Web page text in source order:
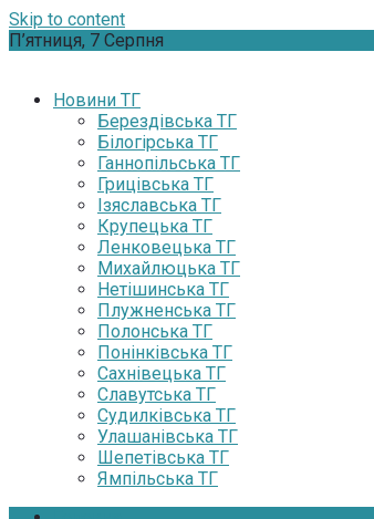
Skip to content
П’ятниця, 7 Серпня
Новини ТГ
Берездівська ТГ
Білогірська ТГ
Ганнопільська ТГ
Грицівська ТГ
Ізяславська ТГ
Крупецька ТГ
Ленковецька ТГ
Михайлюцька ТГ
Нетішинська ТГ
Плужненська ТГ
Полонська ТГ
Понінківська ТГ
Сахнівецька ТГ
Славутська ТГ
Судилківська ТГ
Улашанівська ТГ
Шепетівська ТГ
Ямпільська ТГ